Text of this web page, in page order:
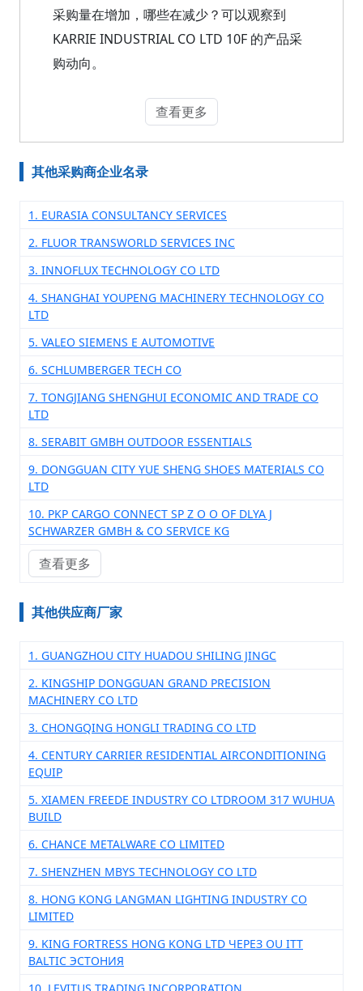
采购量在增加，哪些在减少？可以观察到
KARRIE INDUSTRIAL CO LTD 10F 的产品采
购动向。
查看更多
其他采购商企业名录
1. EURASIA CONSULTANCY SERVICES
2. FLUOR TRANSWORLD SERVICES INC
3. INNOFLUX TECHNOLOGY CO LTD
4. SHANGHAI YOUPENG MACHINERY TECHNOLOGY CO
LTD
5. VALEO SIEMENS E AUTOMOTIVE
6. SCHLUMBERGER TECH CO
7. TONGJIANG SHENGHUI ECONOMIC AND TRADE CO
LTD
8. SERABIT GMBH OUTDOOR ESSENTIALS
9. DONGGUAN CITY YUE SHENG SHOES MATERIALS CO
LTD
10. PKP CARGO CONNECT SP Z O O OF DLYA J
SCHWARZER GMBH & CO SERVICE KG
查看更多
其他供应商厂家
1. GUANGZHOU CITY HUADOU SHILING JINGC
2. KINGSHIP DONGGUAN GRAND PRECISION
MACHINERY CO LTD
3. CHONGQING HONGLI TRADING CO LTD
4. CENTURY CARRIER RESIDENTIAL AIRCONDITIONING
EQUIP
5. XIAMEN FREEDE INDUSTRY CO LTDROOM 317 WUHUA
BUILD
6. CHANCE METALWARE CO LIMITED
7. SHENZHEN MBYS TECHNOLOGY CO LTD
8. HONG KONG LANGMAN LIGHTING INDUSTRY CO
LIMITED
9. KING FORTRESS HONG KONG LTD ЧЕРЕЗ OU ITT
BALTIC ЭСТОНИЯ